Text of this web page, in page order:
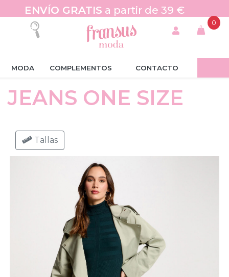
ENVÍO GRATIS a partir de 39 €
0
MODA COMPLEMENTOS CONTACTO
JEANS ONE SIZE
Tallas